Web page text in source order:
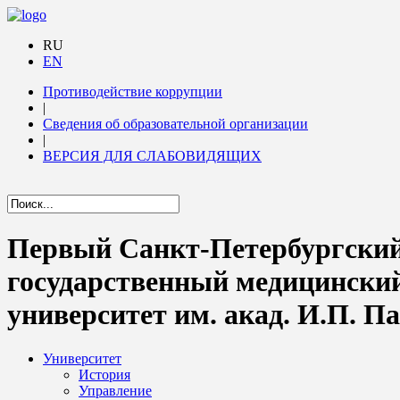
RU
EN
Противодействие коррупции
|
Сведения об образовательной организации
|
ВЕРСИЯ ДЛЯ СЛАБОВИДЯЩИХ
Первый Санкт-
государственный
университет им. акад. И.П.
Университет
История
Управление